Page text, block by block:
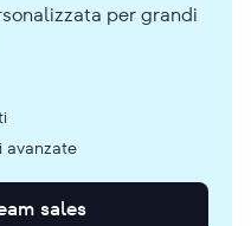
per grandi
avanzate
sales